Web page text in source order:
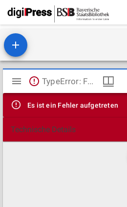
Mirador
Viewer
TypeError: Failed to fetch
Es ist ein Fehler aufgetreten
Technische Details